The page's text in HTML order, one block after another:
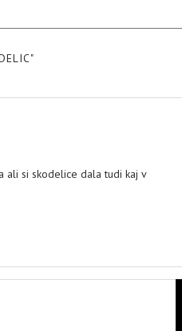
ali si skodelice dala tudi kaj v